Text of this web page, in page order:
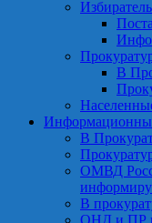
В
В
ОМВД
В
ОНД и ПР